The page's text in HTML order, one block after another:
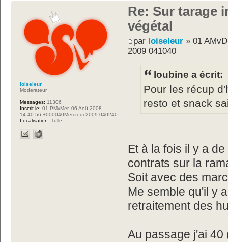
Re: Sur tarage
végétal
par loiseleur » 01
2009 041040
loubine a écrit:
Pour les récup
resto et snack
Et à la fois il y a
contrats sur la
Soit avec des
Me semble qu'il y
retraitement des
Au passage j'ai
loiseleur
Moderateur
Messages: 11306
Inscrit le: 01 PMvMer, 06 Aoû 2008
14:40:56 +000040Mercredi 2009 040240
Localisation: Tulle